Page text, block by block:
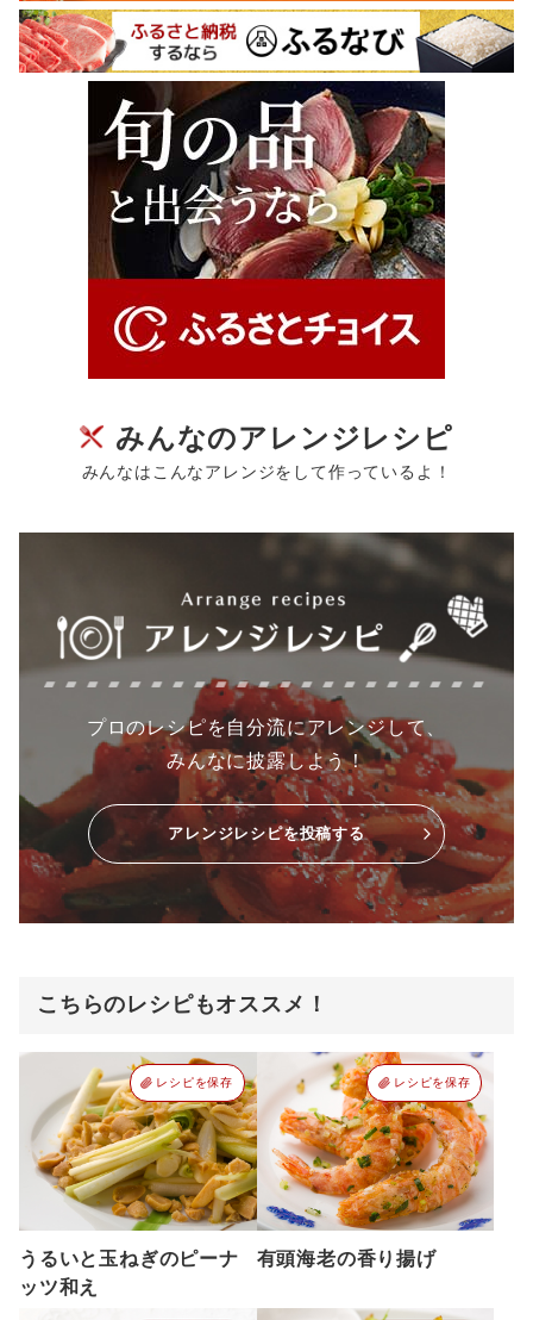
みんなのアレンジレシピ
みんなはこんなアレンジをして作っているよ！
プロのレシピを自分流にアレンジして、
みんなに披露しよう！
アレンジレシピを投稿する
こちらのレシピもオススメ！
レシピを保存
うるいと玉ねぎのピーナ
ッツ和え
レシピを保存
有頭海老の香り揚げ